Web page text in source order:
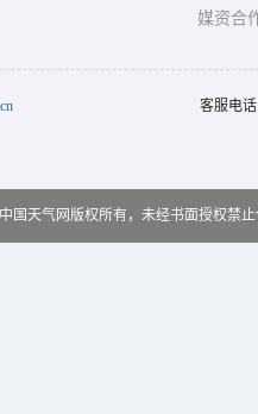
媒资合
客服电
中国天气网版权所有，未经书面授权